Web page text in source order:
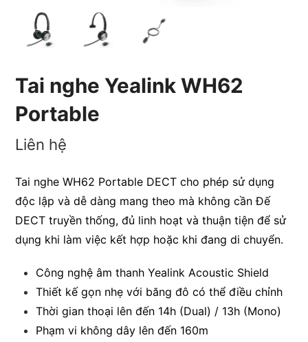
Tai nghe Yealink WH62
Portable
Liên hệ
Tai nghe WH62 Portable DECT cho phép sử dụng
độc lập và dễ dàng mang theo mà không cần Đế
DECT truyền thống, đủ linh hoạt và thuận tiện để sử
dụng khi làm việc kết hợp hoặc khi đang di chuyển.
Công nghệ âm thanh Yealink Acoustic Shield
Thiết kế gọn nhẹ với băng đô có thể điều chỉnh
Thời gian thoại lên đến 14h (Dual) / 13h (Mono)
Phạm vi không dây lên đến 160m